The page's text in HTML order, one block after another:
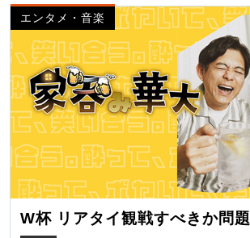
エンタメ・音楽
W杯 リアタイ観戦すべきか問題